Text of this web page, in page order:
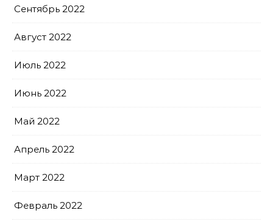
Сентябрь 2022
Август 2022
Июль 2022
Июнь 2022
Май 2022
Апрель 2022
Март 2022
Февраль 2022